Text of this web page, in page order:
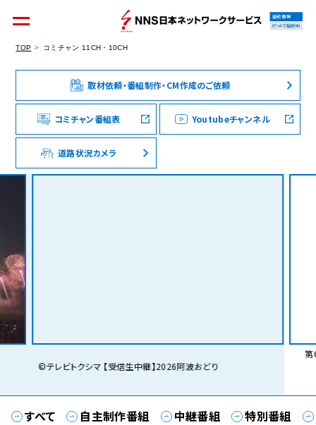
個人のお客様 集合住宅オーナーの方
法人のお客様 料金シミュレーション
接続情報
IPv4で接続中
TOP コミチャン 11CH・10CH
取材依頼・番組制作・CM作成のご依頼
コミチャン番組表 Youtubeチャンネル
道路状況カメラ
©テレビトクシマ 【受信生中継】2026阿波おどり
第
すべて 自主制作番組 中継番組 特別番組